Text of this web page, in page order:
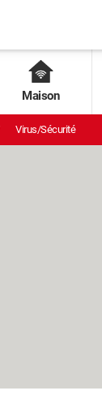
Maison
Virus/Sécurité